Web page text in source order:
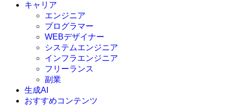
C言語
C#
VBA
Go言語
Kotlin
Java
JavaScript
キャリア
エンジニア
プログラマー
WEBデザイナー
システムエンジニア
インフラエンジニア
フリーランス
副業
生成AI
おすすめコンテンツ